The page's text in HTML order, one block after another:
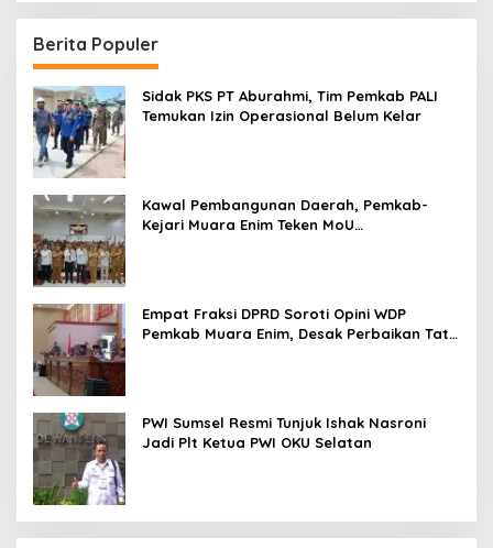
Berita Populer
Sidak PKS PT Aburahmi, Tim Pemkab PALI
Temukan Izin Operasional Belum Kelar
Kawal Pembangunan Daerah, Pemkab-
Kejari Muara Enim Teken MoU
Empat Fraksi DPRD Soroti Opini WDP
Pemkab Muara Enim, Desak Perbaikan Tata
PWI Sumsel Resmi Tunjuk Ishak Nasroni
Jadi Plt Ketua PWI OKU Selatan